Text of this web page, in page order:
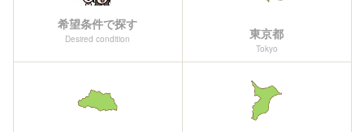
希望条件で探す
Desired condition 東京都
Tokyo